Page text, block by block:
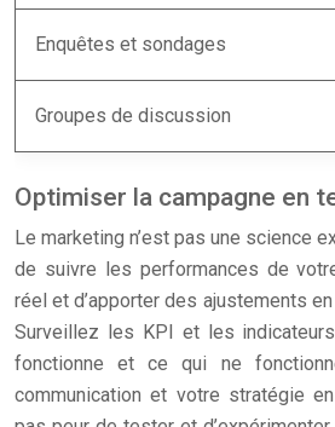
Enquêtes et sondages
Groupes de discussion
Optimiser la campagne en
Le marketing n’est pas une science
de suivre les performances de
réel et d’apporter des ajustements
Surveillez les KPI et les
fonctionne et ce qui ne
communication et votre stratégie en